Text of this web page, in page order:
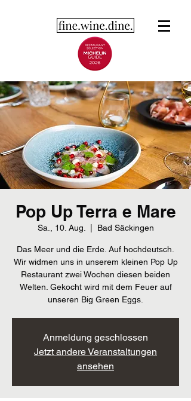
Pop Up Terra e Mare
Sa., 10. Aug. Bad Säckingen
Das Meer und die Erde. Auf hochdeutsch.
Wir widmen uns in unserem kleinen Pop Up
Restaurant zwei Wochen diesen beiden
Welten. Gekocht wird mit dem Feuer auf
unseren Big Green Eggs.
Anmeldung geschlossen
Jetzt andere Veranstaltungen
ansehen